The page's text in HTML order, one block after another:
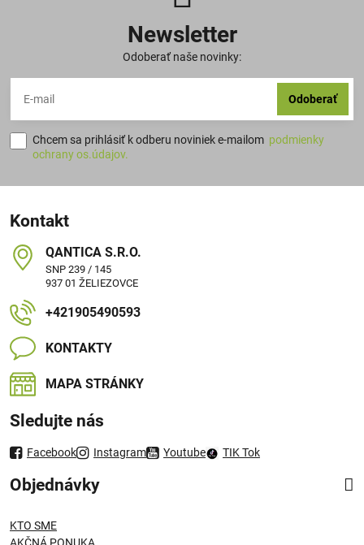
Newsletter
Odoberať naše novinky:
Odoberať
Chcem sa prihlásiť k odberu noviniek e-mailom podmienky
ochrany os.údajov.
Kontakt
QANTICA S​.R​.O​.
SNP 239 / 145
937 01 ŽELIEZOVCE
+421905490593
KONTAKTY
MAPA STRÁNKY
Sledujte nás
Facebook Instagram Youtube TIK Tok
Objednávky
KTO SME